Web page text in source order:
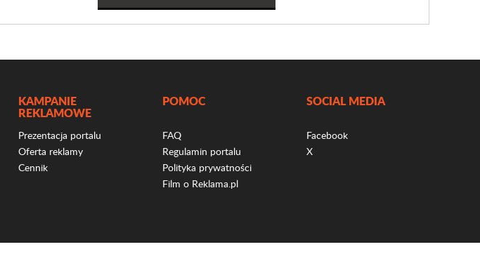
KAMPANIE
REKLAMOWE
Prezentacja portalu
Oferta reklamy
Cennik
POMOC
FAQ
Regulamin portalu
Polityka prywatności
Film o Reklama.pl
SOCIAL MEDIA
Facebook
X